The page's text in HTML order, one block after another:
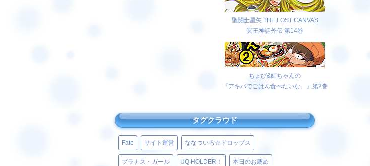
聖闘士星矢 THE LOST CANVAS
冥王神話外伝 第14巻
ちょび&姉ちゃんの
『アキバでごはん食べたいな。』第2巻
タグクラウド
Fate サイト運営 ななついろ☆ドロップス
プラナス・ガール UQ HOLDER！ 本日のお薦め